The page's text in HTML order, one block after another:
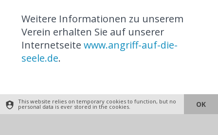
Weitere Informationen zu unserem
Verein erhalten Sie auf unserer
Internetseitewww.angriff-auf-die-
seele.de.
This website relies on temporary cookies to function, but no
personal data is ever stored in the cookies. OK